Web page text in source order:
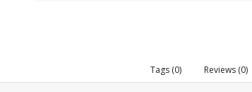
Reviews (0)
Tags (0)